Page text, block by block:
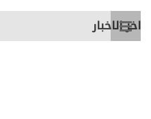
اخر الاخبار